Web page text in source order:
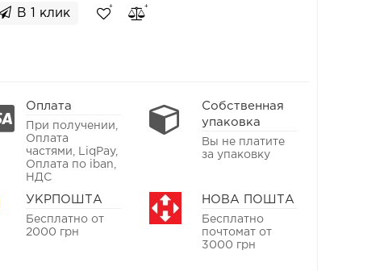
В 1 клик
Оплата
При получении,
Оплата
частями, LiqPay,
Оплата по iban,
НДС
Собственная
упаковка
Вы не платите
за упаковку
УКРПОШТА
Бесплатно от
2000 грн
НОВА ПОШТА
Бесплатно
почтомат от
3000 грн